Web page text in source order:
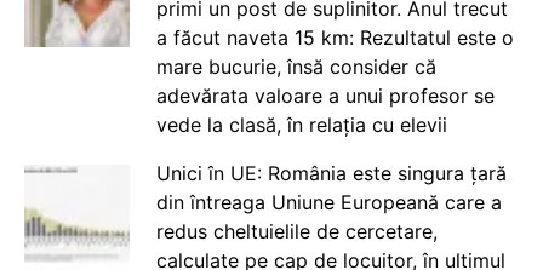
primi un post de suplinitor. Anul trecut
a făcut naveta 15 km: Rezultatul este o
mare bucurie, însă consider că
adevărata valoare a unui profesor se
vede la clasă, în relația cu elevii
Unici în UE: România este singura țară
din întreaga Uniune Europeană care a
redus cheltuielile de cercetare,
calculate pe cap de locuitor, în ultimul